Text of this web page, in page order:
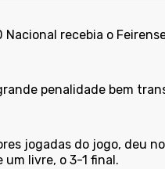
recebia o
penalidade bem
jogadas do jogo, deu
livre, o 3-1 final.